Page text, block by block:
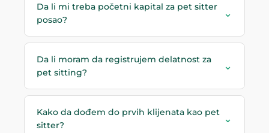
Da li mi treba početni kapital za pet sitter
posao?
⌄
Da li moram da registrujem delatnost za
pet sitting?
⌄
Kako da dođem do prvih klijenata kao pet
sitter?
⌄